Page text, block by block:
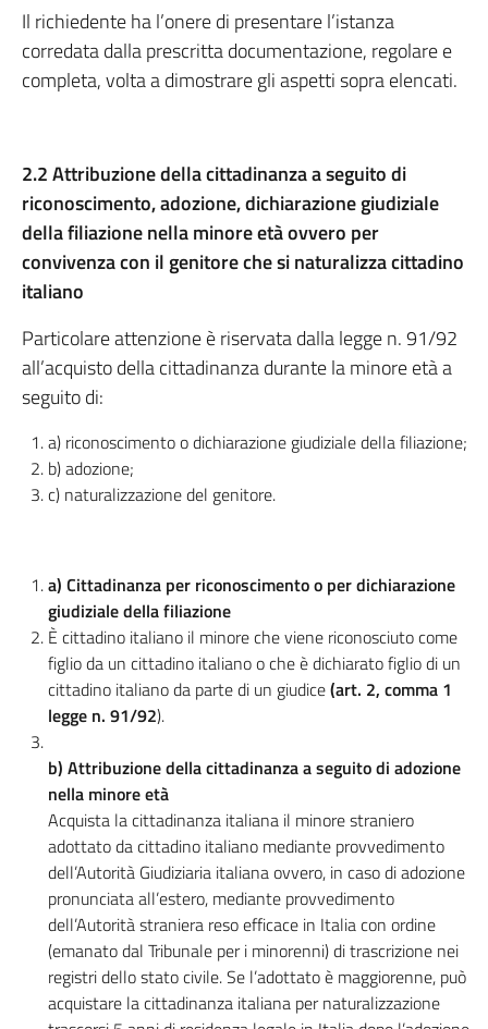
Il richiedente ha l’onere di presentare l’istanza
corredata dalla prescritta documentazione, regolare e
completa, volta a dimostrare gli aspetti sopra elencati.
2.2 Attribuzione della cittadinanza a seguito di
riconoscimento, adozione, dichiarazione giudiziale
della filiazione nella minore età ovvero per
convivenza con il genitore che si naturalizza cittadino
italiano
Particolare attenzione è riservata dalla legge n. 91/92
all’acquisto della cittadinanza durante la minore età a
seguito di:
a) riconoscimento o dichiarazione giudiziale della filiazione;
b) adozione;
c) naturalizzazione del genitore.
a) Cittadinanza per riconoscimento o per dichiarazione
giudiziale della filiazione
È cittadino italiano il minore che viene riconosciuto come
figlio da un cittadino italiano o che è dichiarato figlio di un
cittadino italiano da parte di un giudice(art. 2, comma 1
legge n. 91/92).
b) Attribuzione della cittadinanza a seguito di adozione
nella minore età
Acquista la cittadinanza italiana il minore straniero
adottato da cittadino italiano mediante provvedimento
dell’Autorità Giudiziaria italiana ovvero, in caso di adozione
pronunciata all’estero, mediante provvedimento
dell’Autorità straniera reso efficace in Italia con ordine
(emanato dal Tribunale per i minorenni) di trascrizione nei
registri dello stato civile. Se l’adottato è maggiorenne, può
acquistare la cittadinanza italiana per naturalizzazione